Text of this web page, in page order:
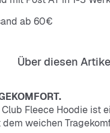
ab 60€
Über diesen
Fleece Hoodie ist
weichen